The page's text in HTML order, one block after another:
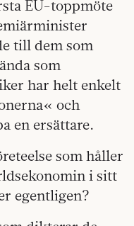
EU-toppmöte
till dem som
som
har helt enkelt
och
en ersättare.
som håller
i sitt
egentligen?